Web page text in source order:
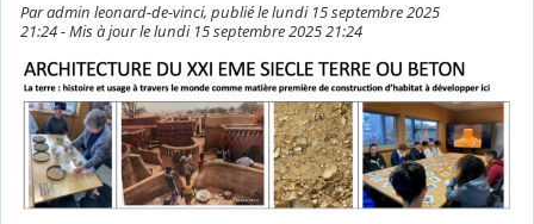
Par admin leonard-de-vinci, publié le lundi 15 septembre 2025
21:24 - Mis à jour le lundi 15 septembre 2025 21:24